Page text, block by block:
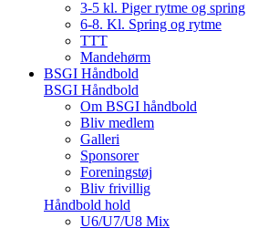
3-5 kl. Piger rytme og spring
6-8. Kl. Spring og rytme
TTT
Mandehørm
BSGI Håndbold
BSGI Håndbold
Om BSGI håndbold
Bliv medlem
Galleri
Sponsorer
Foreningstøj
Bliv frivillig
Håndbold hold
U6/U7/U8 Mix